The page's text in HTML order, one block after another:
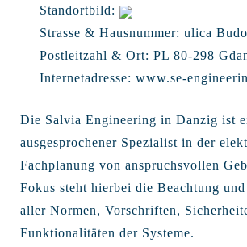
Standortbild:
Strasse & Hausnummer: ulica
Postleitzahl & Ort: PL 80-298
Internetadresse: www.se-
Die Salvia Engineering in Danzig ist
ausgesprochener Spezialist in der
Fachplanung von anspruchsvollen
Fokus steht hierbei die Beachtung
aller Normen, Vorschriften,
Funktionalitäten der Systeme.